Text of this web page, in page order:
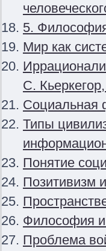
5.
Мир как
С.
Социальная
Типы
Понятие
Позитивизм
Философия и
Проблема